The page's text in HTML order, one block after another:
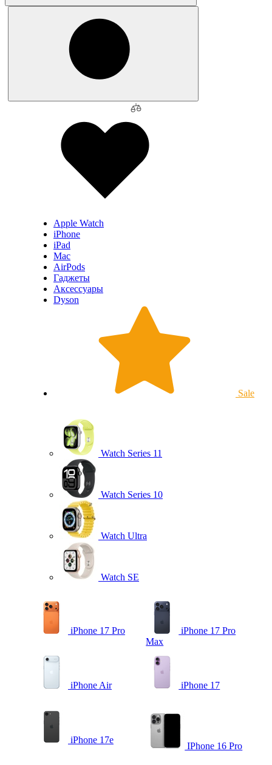
Apple Watch
iPhone
iPad
Mac
AirPods
Гаджеты
Аксессуары
Dyson
Sale
Watch Series 11
Watch Series 10
Watch Ultra
Watch SE
iPhone 17 Pro
iPhone 17 Pro
Max
iPhone Air iPhone 17
iPhone 17e
IPhone 16 Pro